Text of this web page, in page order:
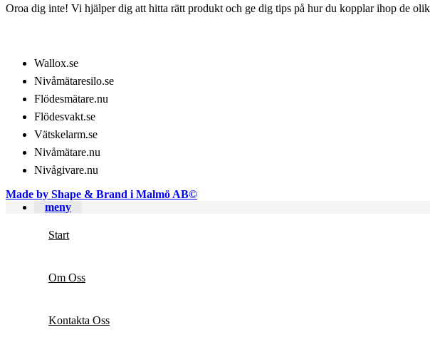
Oroa dig inte! Vi hjälper dig att hitta rätt produkt och ge dig tips på hur du kopplar ihop de
Wallox.se
Nivåmätaresilo.se
Flödesmätare.nu
Flödesvakt.se
Vätskelarm.se
Nivåmätare.nu
Nivågivare.nu
Made by Shape & Brand i Malmö AB©
meny
Start
Om Oss
Kontakta Oss